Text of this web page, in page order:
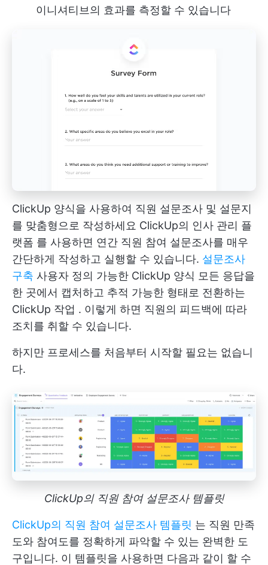
이니셔티브의 효과를 측정할 수 있습니다
ClickUp 양식을 사용하여 직원 설문조사 및 설문지
를 맞춤형으로 작성하세요 ClickUp의 인사 관리 플
랫폼 를 사용하면 연간 직원 참여 설문조사를 매우
간단하게 작성하고 실행할 수 있습니다. 설문조사
구축 사용자 정의 가능한 ClickUp 양식 모든 응답을
한 곳에서 캡처하고 추적 가능한 형태로 전환하는
ClickUp 작업 . 이렇게 하면 직원의 피드백에 따라
조치를 취할 수 있습니다.
하지만 프로세스를 처음부터 시작할 필요는 없습니
다.
ClickUp의 직원 참여 설문조사 템플릿
ClickUp의 직원 참여 설문조사 템플릿 는 직원 만족
도와 참여도를 정확하게 파악할 수 있는 완벽한 도
구입니다. 이 템플릿을 사용하면 다음과 같이 할 수